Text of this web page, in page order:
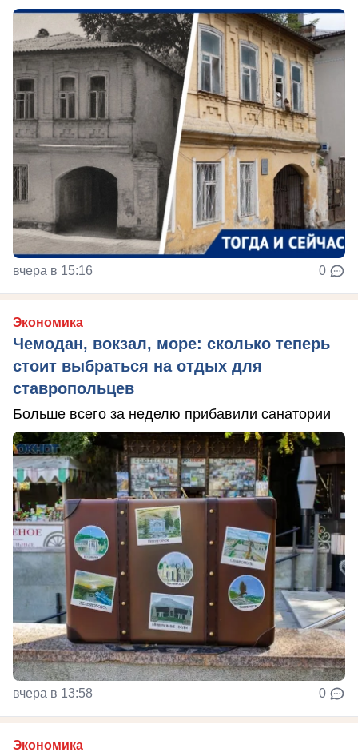
вчера в 15:16 0
Экономика
Чемодан, вокзал, море: сколько теперь
стоит выбраться на отдых для
ставропольцев
Больше всего за неделю прибавили санатории
вчера в 13:58 0
Экономика